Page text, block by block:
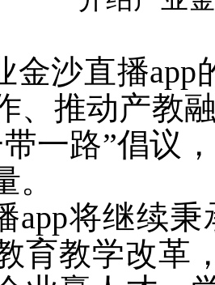
金沙直播app
、推动产教
一路”倡议
app将继续
育教学改革